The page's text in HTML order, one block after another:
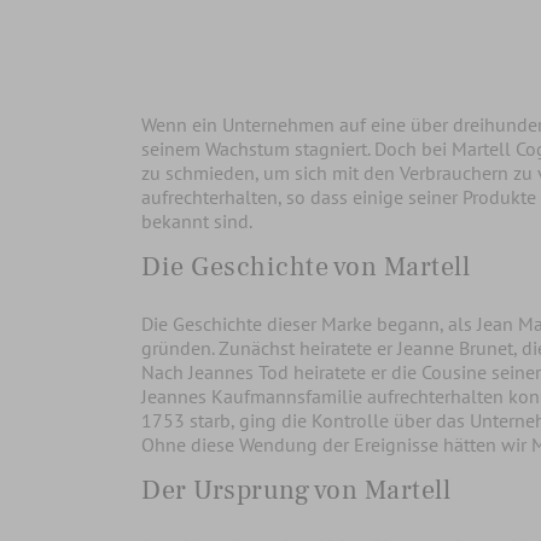
Wenn ein Unternehmen auf eine über
seinem Wachstum stagniert. Doch bei Martell
zu schmieden, um sich mit den Verbrauchern
aufrechterhalten, so dass einige seiner
bekannt sind.
Die Geschichte von Martell
Die Geschichte dieser Marke begann, als Jean
gründen. Zunächst heiratete er Jeanne Brunet,
Nach Jeannes Tod heiratete er die Cousine
Jeannes Kaufmannsfamilie aufrechterhalten
1753 starb, ging die Kontrolle über das
Ohne diese Wendung der Ereignisse hätten
Der Ursprung von Martell